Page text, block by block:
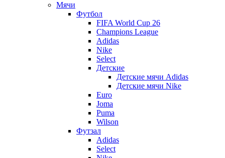
Мячи
Футбол
FIFA World Cup 26
Champions League
Adidas
Nike
Select
Детские
Детские мячи Adidas
Детские мячи Nike
Euro
Joma
Puma
Wilson
Футзал
Adidas
Select